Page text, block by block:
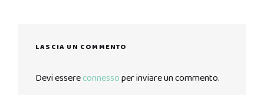
LASCIA UN COMMENTO
Devi essereconnessoper inviare un commento.